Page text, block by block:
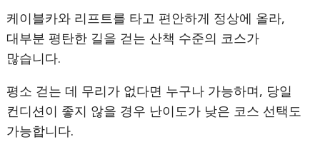
케이블카와 리프트를 타고 편안하게 정상에 올라,
대부분 평탄한 길을 걷는 산책 수준의 코스가
많습니다.
평소 걷는 데 무리가 없다면 누구나 가능하며, 당일
컨디션이 좋지 않을 경우 난이도가 낮은 코스 선택도
가능합니다.